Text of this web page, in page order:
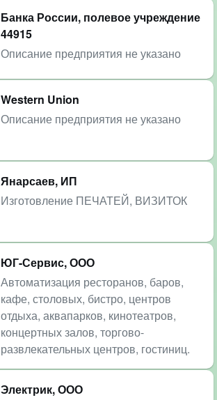
Банка России, полевое учреждение
44915
Описание предприятия не указано
Western Union
Описание предприятия не указано
Янарсаев, ИП
Изготовление ПЕЧАТЕЙ, ВИЗИТОК
ЮГ-Сервис, ООО
Автоматизация ресторанов, баров,
кафе, столовых, бистро, центров
отдыха, аквапарков, кинотеатров,
концертных залов, торгово-
развлекательных центров, гостиниц.
Электрик, ООО